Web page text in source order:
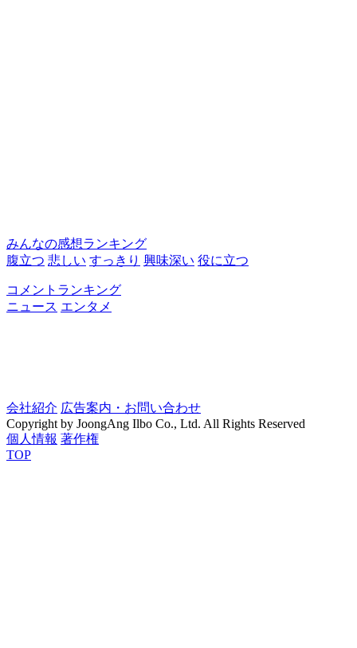
みんなの感想ランキング
腹立つ 悲しい すっきり 興味深い 役に立つ
コメントランキング
ニュース エンタメ
会社紹介 広告案内・お問い合わせ
Copyright by JoongAng Ilbo Co., Ltd. All Rights Reserved
個人情報 著作権
TOP